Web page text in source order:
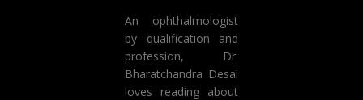
An ophthalmologist
by qualification and
profession, Dr.
Bharatchandra Desai
loves reading about